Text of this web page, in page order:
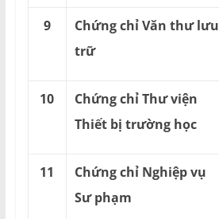
9
Chứng chỉ Văn thư lưu
trữ
10
Chứng chỉ Thư viện
Thiết bị trường học
11
Chứng chỉ Nghiệp vụ
Sư phạm